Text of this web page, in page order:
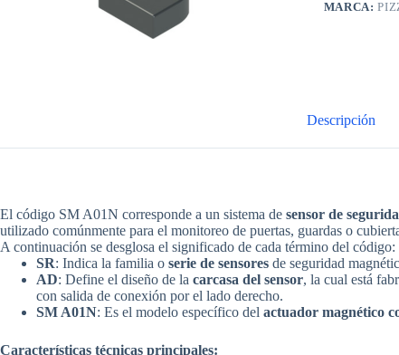
MARCA:
Descripción
El código SM A01N corresponde a un sistema de sensor de
utilizado comúnmente para el monitoreo de puertas, guardas o
A continuación se desglosa el significado de cada término del código:
SR: Indica la familia o serie de sensores de seguridad
AD: Define el diseño de la carcasa del sensor, la cual está
con salida de conexión por el lado derecho.
SM A01N: Es el modelo específico del actuador magnético
Características técnicas principales: